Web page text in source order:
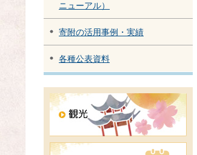
ニューアル）
寄附の活用事例・実績
各種公表資料